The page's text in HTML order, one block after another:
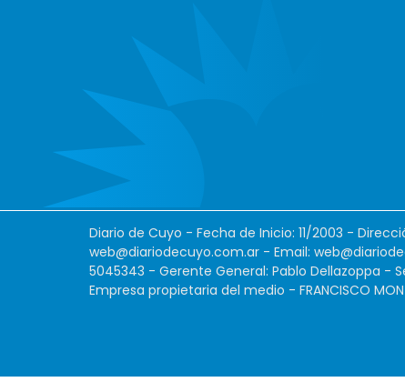
Diario de Cuyo - Fecha de Inicio: 11/2003 -
web@diariodecuyo.com.ar - Email:
5045343 - Gerente General: Pablo Dellazoppa -
Empresa propietaria del medio - FRANCISCO